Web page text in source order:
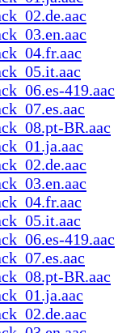
419.aac
BR.aac
419.aac
BR.aac